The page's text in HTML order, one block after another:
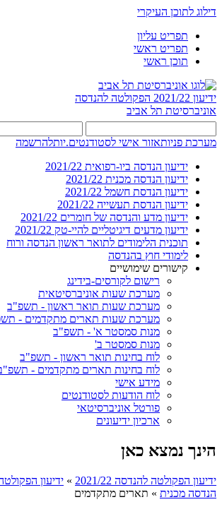
דילוג לתוכן העיקרי
תפריט עליון
תפריט ראשי
תוכן ראשי
ידיעון 2021/22
הפקולטה להנדסה
אוניברסיטת תל אביב
מערכת פניותאזור אישי לסטודנטים.יותלהרשמה
ידיעון הנדסה ביו-רפואית 2021/22
ידיעון הנדסה מכנית 2021/22
ידיעון הנדסת חשמל 2021/22
ידיעון הנדסת תעשייה 2021/22
ידיעון מדע והנדסה של חומרים 2021/22
ידיעון מדעים דיגיטליים להיי-טק 2021/22
תוכנית הלימודים לתואר ראשון הנדסה ורוח
לימודי חוץ בהנדסה
קישורים שימושיים
רישום לקורסים-בידינג
מערכת שעות אוניברסיטאית
מערכת שעות תואר ראשון - תשפ"ב
מערכת שעות תארים מתקדמים -
מנות סמסטר א' - תשפ"ב
מנות סמסטר ב'
לוח בחינות תואר ראשון - תשפ"ב
לוח בחינות תארים מתקדמים -
מידע אישי
לוח הודעות לסטודנטים
פורטל אוניברסיטאי
ארכיון ידיעונים
הינך נמצא כאן
ידיעון הפקולטה להנדסה 2021/22 » ידיעון הפקולטה
הנדסה מכנית » תארים מתקדמים